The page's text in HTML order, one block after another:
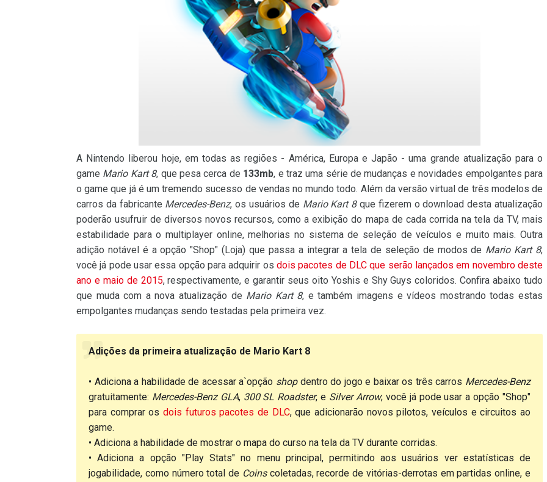
A Nintendo liberou hoje, em todas as regiões - América, Europa e Japão - uma grande atualização para o
game Mario Kart 8, que pesa cerca de 133mb, e traz uma série de mudanças e novidades empolgantes para
o game que já é um tremendo sucesso de vendas no mundo todo. Além da versão virtual de três modelos de
carros da fabricante Mercedes-Benz, os usuários de Mario Kart 8que fizerem o download desta atualização
poderão usufruir de diversos novos recursos, como a exibição do mapa de cada corrida na tela da TV, mais
estabilidade para o multiplayer online, melhorias no sistema de seleção de veículos e muito mais. Outra
adição notável é a opção "Shop" (Loja) que passa a integrar a tela de seleção de modos de Mario Kart 8;
você já pode usar essa opção para adquirir os dois pacotes de DLC que serão lançados em novembro deste
ano e maio de 2015, respectivamente, e garantir seus oito Yoshis e Shy Guys coloridos. Confira abaixo tudo
que muda com a nova atualização de Mario Kart 8, e também imagens e vídeos mostrando todas estas
empolgantes mudanças sendo testadas pela primeira vez.
Adições da primeira atualização de Mario Kart 8
• Adiciona a habilidade de acessar a`opção shopdentro do jogo e baixar os três carros Mercedes-Benz
gratuitamente: Mercedes-Benz GLA, 300 SL Roadster, e Silver Arrow; você já pode usar a opção "Shop"
para comprar os dois futuros pacotes de DLC, que adicionarão novos pilotos, veículos e circuitos ao
game.
• Adiciona a habilidade de mostrar o mapa do curso na tela da TV durante corridas.
• Adiciona a opção "Play Stats" no menu principal, permitindo aos usuários ver estatísticas de
jogabilidade, como número total de Coinscoletadas, recorde de vitórias-derrotas em partidas online, e